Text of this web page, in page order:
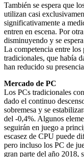
También se espera que
utilizan casi
significativamente a
entren en escena. Por
disminuyendo y se
La competencia entre los
tradicionales, que había
han reducido su
Mercado de PC
Los PCs tradicionales
dado el continuo
sobremesa y se
del -0,4%. Algunos
seguirán en juego a
escasez de CPU puede
pero incluso los PC de
gran parte del año 2018,